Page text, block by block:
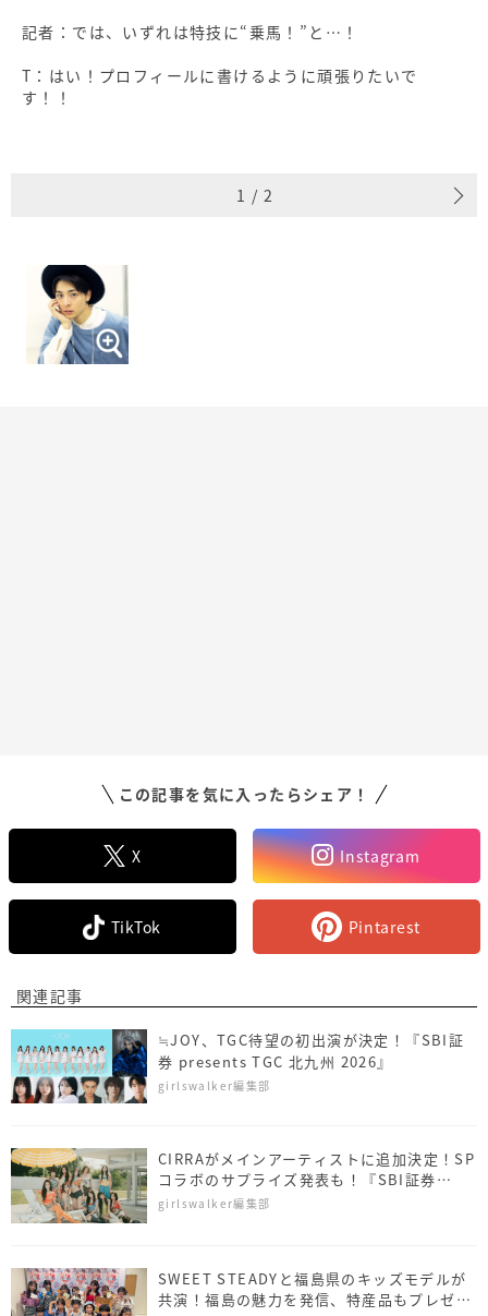
記者：では、いずれは特技に“乗馬！”と…！
T：はい！プロフィールに書けるように頑張りたいで
す！！
1 / 2
この記事を気に入ったらシェア！
X Instagram
TikTok Pintarest
関連記事
≒JOY、TGC待望の初出演が決定！『SBI証
券 presents TGC 北九州 2026』
girlswalker編集部
CIRRAがメインアーティストに追加決定！SP
コラボのサプライズ発表も！『SBI証券
presents TGC 北九州 2026』
girlswalker編集部
SWEET STEADYと福島県のキッズモデルが
共演！福島の魅力を発信、特産品もプレゼン